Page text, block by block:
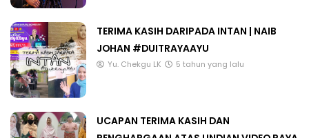
TERIMA KASIH DARIPADA INTAN | NAIB
JOHAN #DUITRAYAAYU
Yu. Chekgu LK 5 tahun yang lalu
UCAPAN TERIMA KASIH DAN